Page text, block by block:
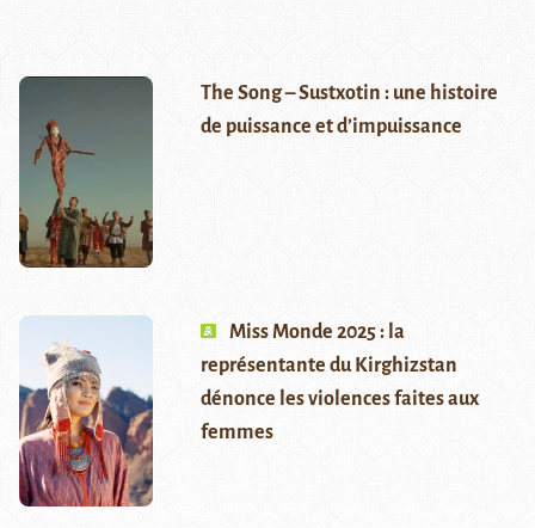
The Song – Sustxotin : une histoire
de puissance et d’impuissance
Miss Monde 2025 : la
représentante du Kirghizstan
dénonce les violences faites aux
femmes